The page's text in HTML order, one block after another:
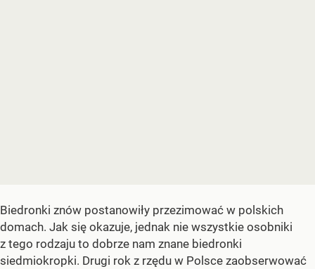
Biedronki znów postanowiły przezimować w polskich
domach. Jak się okazuje, jednak nie wszystkie osobniki
z tego rodzaju to dobrze nam znane biedronki
siedmiokropki. Drugi rok z rzędu w Polsce zaobserwować